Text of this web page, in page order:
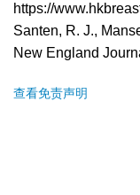
https://
Santen, R. J.,
New England
查看免责声明